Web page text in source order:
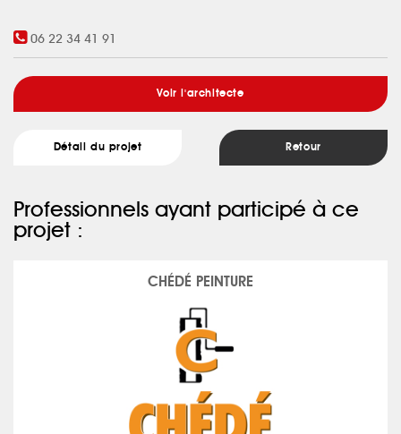
06 22 34 41 91
Voir l'architecte
Détail du projet Retour
Professionnels ayant participé à ce
projet :
CHÉDÉ PEINTURE